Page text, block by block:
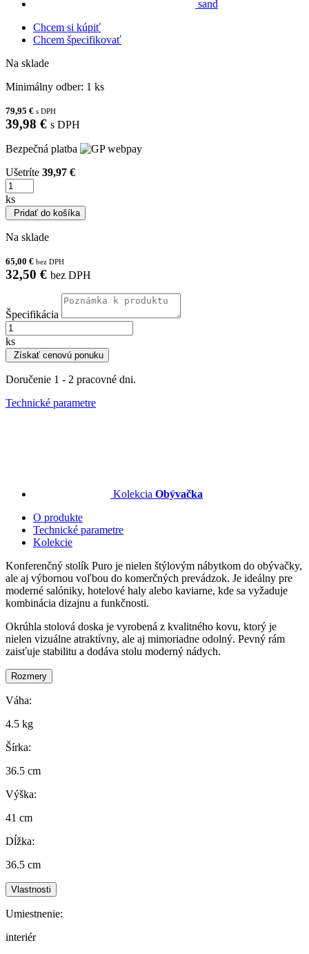
sand
Chcem si kúpiť
Chcem špecifikovať
Na sklade
Minimálny odber: 1 ks
79,95 € s DPH
39,98 € s DPH
Bezpečná platba
Ušetríte 39,97 €
ks
Pridať do košíka
Na sklade
65,00 € bez DPH
32,50 € bez DPH
Špecifikácia
ks
Získať cenovú ponuku
Doručenie 1 - 2 pracovné dni.
Technické parametre
Kolekcia Obývačka
O produkte
Technické parametre
Kolekcie
Konferenčný stolík Puro je nielen štýlovým nábytkom do obývačky,
ale aj výbornou voľbou do komerčných prevádzok. Je ideálny pre
moderné salóniky, hotelové haly alebo kaviarne, kde sa vyžaduje
kombinácia dizajnu a funkčnosti.
Okrúhla stolová doska je vyrobená z kvalitného kovu, ktorý je
nielen vizuálne atraktívny, ale aj mimoriadne odolný. Pevný rám
zaisťuje stabilitu a dodáva stolu moderný nádych.
Rozmery
Váha:
4.5 kg
Šírka:
36.5 cm
Výška:
41 cm
Dĺžka:
36.5 cm
Vlastnosti
Umiestnenie:
interiér